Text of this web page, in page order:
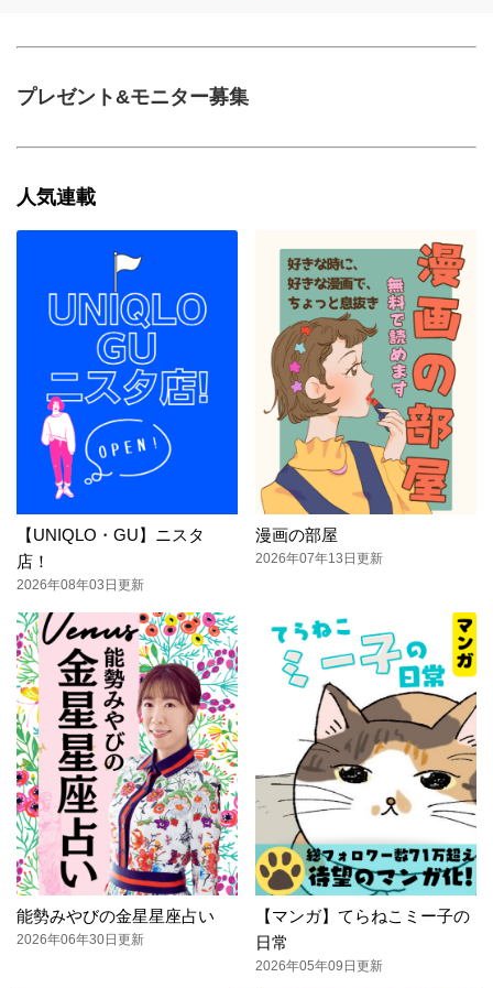
プレゼント&モニター募集
人気連載
【UNIQLO・GU】ニスタ
店！
2026年08年03日更新
漫画の部屋
2026年07年13日更新
能勢みやびの金星星座占い
2026年06年30日更新
【マンガ】てらねこミー子の
日常
2026年05年09日更新